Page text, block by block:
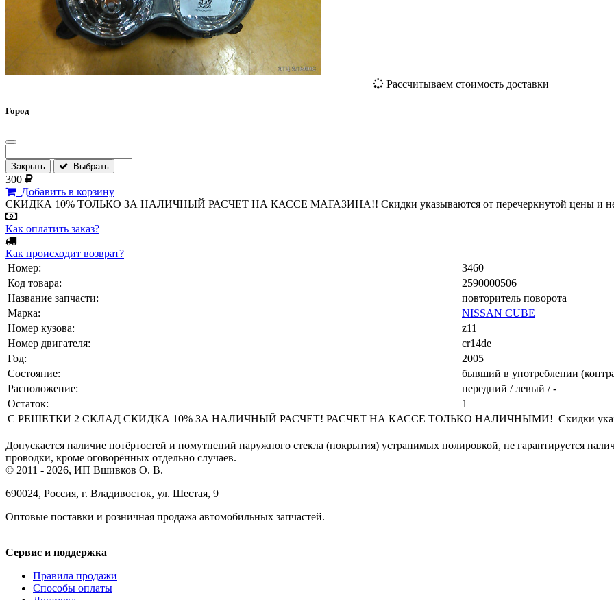
Рассчитываем стоимость доставки
Город
Закрыть Выбрать
300
Добавить в корзину
СКИДКА 10% ТОЛЬКО ЗА НАЛИЧНЫЙ РАСЧЕТ НА КАССЕ МАГАЗИНА!! Скидки указываются от перечеркнутой цены и не
Как оплатить заказ?
Как происходит возврат?
Номер:
3460
Код товара:
2590000506
Название запчасти:
повторитель поворота
Марка:
NISSAN CUBE
Номер кузова:
z11
Номер двигателя:
cr14de
Год:
2005
Состояние:
бывший в употреблении
Расположение:
передний / левый / -
Остаток:
1
С РЕШЕТКИ 2 СКЛАД СКИДКА 10% ЗА НАЛИЧНЫЙ РАСЧЕТ! РАСЧЕТ НА КАССЕ ТОЛЬКО НАЛИЧНЫМИ! Скидки
Допускается наличие потёртостей и помутнений наружного стекла (покрытия) устранимых полировкой, не гарантируется
проводки, кроме оговорённых отдельно случаев.
© 2011 - 2026, ИП Вшивков О. В.
690024, Россия, г. Владивосток, ул. Шестая, 9
Оптовые поставки и розничная продажа автомобильных запчастей.
Сервис и поддержка
Правила продажи
Способы оплаты